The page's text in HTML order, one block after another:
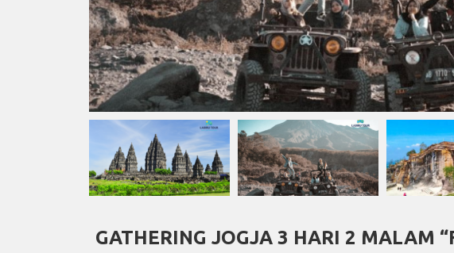
GATHERING JOGJA 3 HARI 2 MALAM